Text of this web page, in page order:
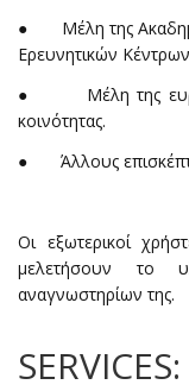
● Μέλη της
Ερευνητικών
● Μέλη της
κοινότητας.
● Άλλους
Οι εξωτερικοί
μελετήσουν το
αναγνωστηρίων της.
SERVICES: